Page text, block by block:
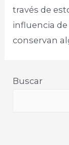
través de
influencia
conservan
Buscar